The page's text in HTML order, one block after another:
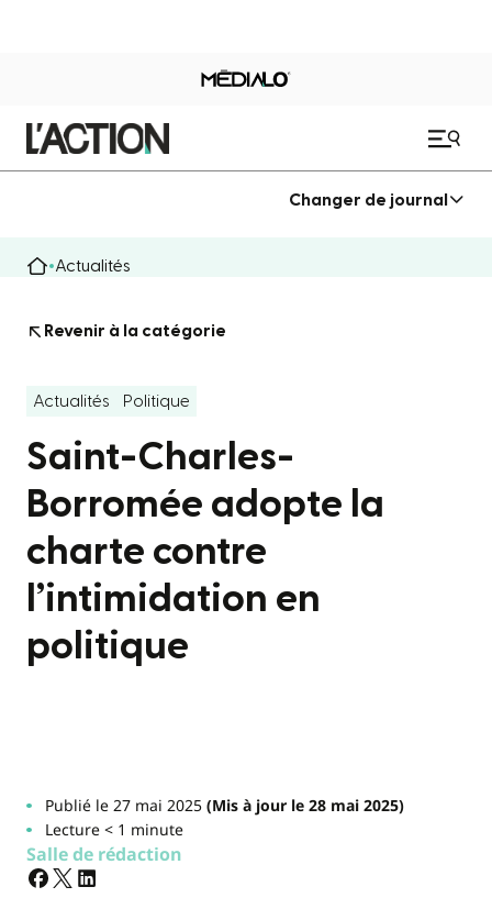
Changer de journal
Actualités
Revenir à la catégorie
Actualités Politique
Saint-Charles-
Borromée adopte la
charte contre
l’intimidation en
politique
Publié le 27 mai 2025(Mis à jour le 28 mai 2025)
Lecture < 1 minute
Salle de rédaction